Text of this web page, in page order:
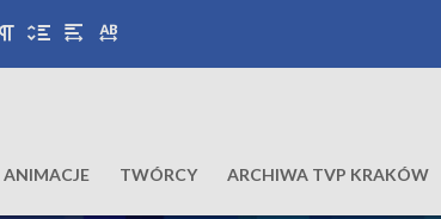
ANIMACJE TWÓRCY ARCHIWA TVP KRAKÓW